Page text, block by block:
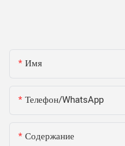
Имя
Телефон/WhatsApp
Содержание